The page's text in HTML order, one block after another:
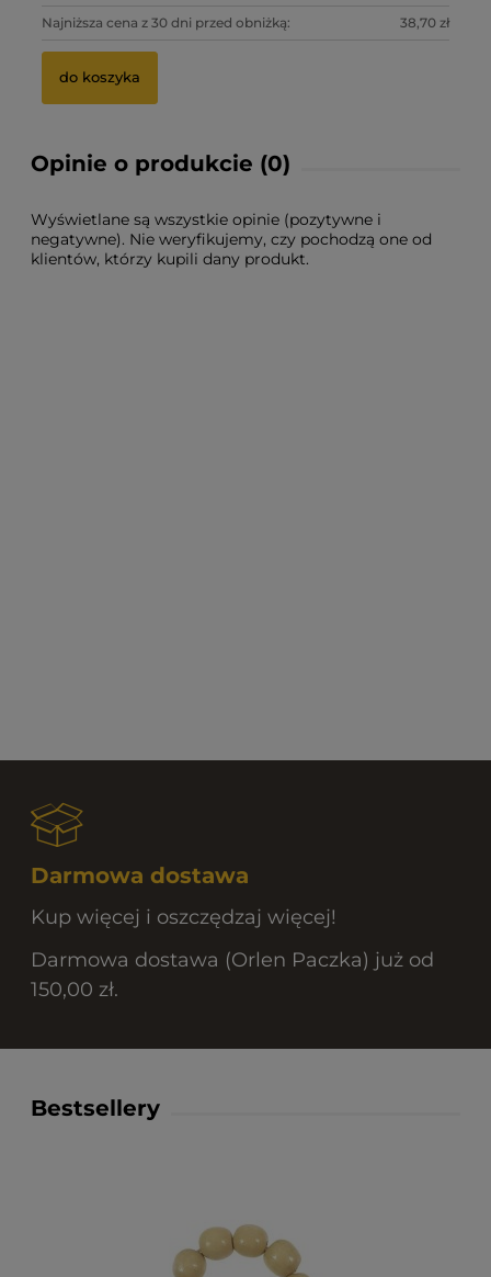
Najniższa cena z 30 dni przed obniżką: 38,70 zł
do koszyka
Opinie o produkcie (0)
Wyświetlane są wszystkie opinie (pozytywne i
negatywne). Nie weryfikujemy, czy pochodzą one od
klientów, którzy kupili dany produkt.
Darmowa dostawa
Kup więcej i oszczędzaj więcej!
Darmowa dostawa (Orlen Paczka) już od
150,00 zł.
Bestsellery